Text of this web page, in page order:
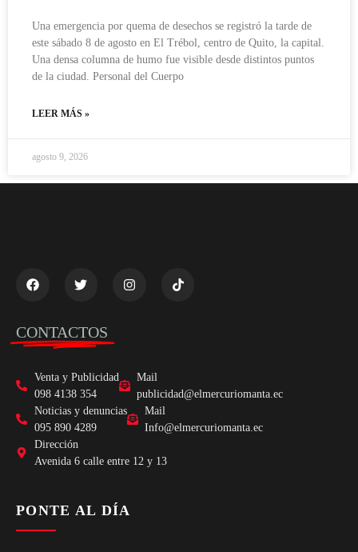
Una emergencia por quema de desechos se registró la tarde de
este sábado 8 de agosto en El Trébol, centro de Quito, la capital.
Una densa columna de humo fue visible desde distintos puntos
de la ciudad. Personal del Cuerpo
LEER MÁS »
agosto 9, 2026
CONTACTOS
Venta y Publicidad
098 4138 354
Mail
publicidad@elmercuriomanta.ec
Noticias y denuncias
095 890 4289
Mail
Info@elmercuriomanta.ec
Dirección
Avenida 6 calle entre 12 y 13
PONTE AL DÍA